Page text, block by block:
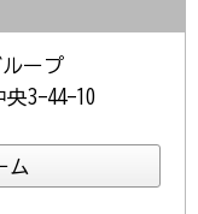
ープ
央3-44-10